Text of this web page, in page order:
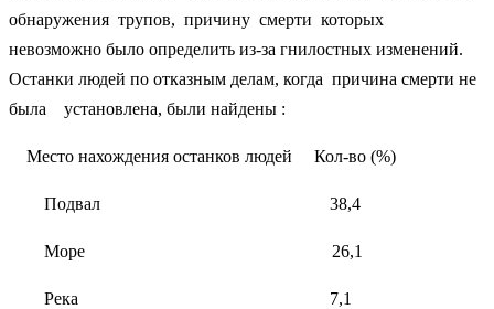
обнаружения трупов, причину смерти которых
невозможно было определить из-за гнилостных изменений.
Останки людей по отказным делам, когда причина смерти не
была установлена, были найдены :
Место нахождения останков людей Кол-во (%)
Подвал 38,4
Море 26,1
Река 7,1